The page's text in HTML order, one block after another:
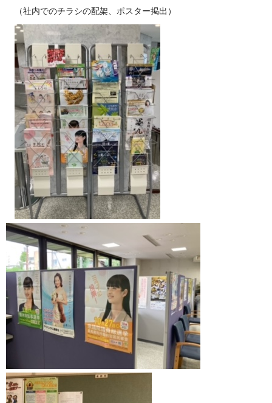
（社内でのチラシの配架、ポスター掲出）